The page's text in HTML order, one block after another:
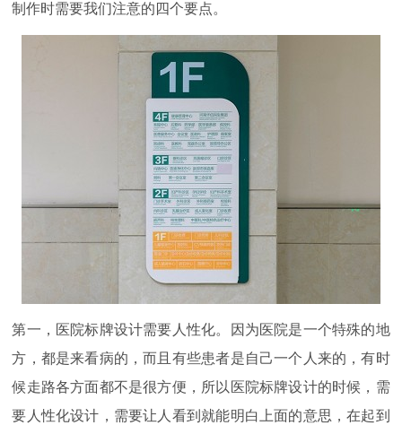
制作时需要我们注意的四个要点。
第一，医院标牌设计需要人性化。因为医院是一个特殊的地
方，都是来看病的，而且有些患者是自己一个人来的，有时
候走路各方面都不是很方便，所以医院标牌设计的时候，需
要人性化设计，需要让人看到就能明白上面的意思，在起到